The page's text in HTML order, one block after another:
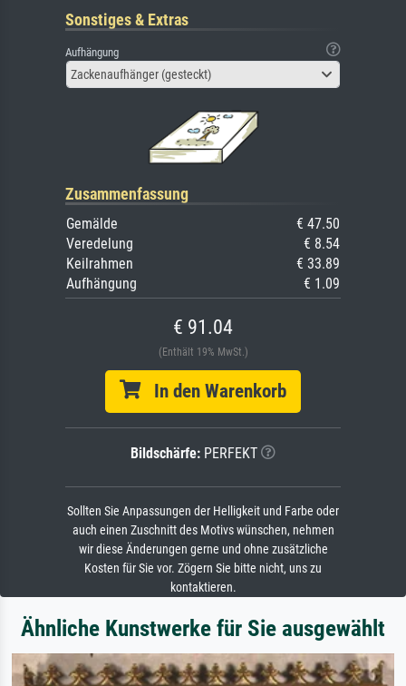
Sonstiges & Extras
Aufhängung
Zackenaufhänger (gesteckt)
Zusammenfassung
Gemälde
€ 47.50
Veredelung
€ 8.54
Keilrahmen
€ 33.89
Aufhängung
€ 1.09
€ 91.04
(Enthält 19% MwSt.)
In den Warenkorb
Bildschärfe: PERFEKT
Sollten Sie Anpassungen der Helligkeit und Farbe oder
auch einen Zuschnitt des Motivs wünschen, nehmen
wir diese Änderungen gerne und ohne zusätzliche
Kosten für Sie vor. Zögern Sie bitte nicht, uns zu
kontaktieren.
Ähnliche Kunstwerke für Sie ausgewählt